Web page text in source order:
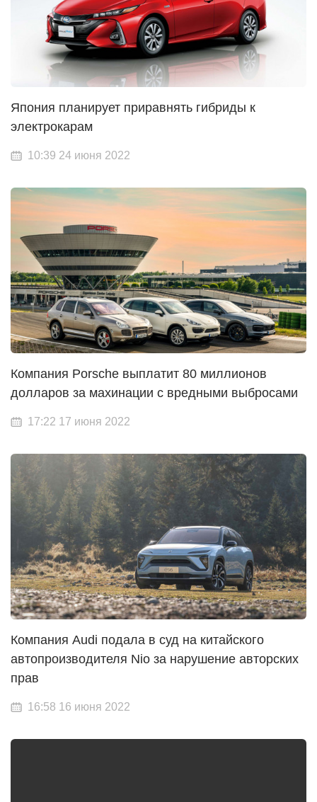
Япония планирует приравнять гибриды к
электрокарам
10:39 24 июня 2022
Компания Porsche выплатит 80 миллионов
долларов за махинации с вредными выбросами
17:22 17 июня 2022
Компания Audi подала в суд на китайского
автопроизводителя Nio за нарушение авторских
прав
16:58 16 июня 2022